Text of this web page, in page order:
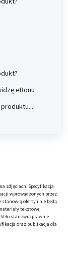
eBonu
zdjęciach. Specyfikacja
wprowadzonych przez
oferty i nie będą
tekstowe,
stanowią prawnie
oraz publikacja dla